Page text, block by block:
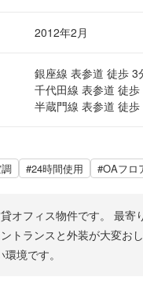
2012年2月
銀座線 表参道 徒歩 3
千代田線 表参道 徒歩
半蔵門線 表参道 徒歩
#24時間使用 #OAフロ
オフィス物件です。 最
トランスと外装が大変
境です。